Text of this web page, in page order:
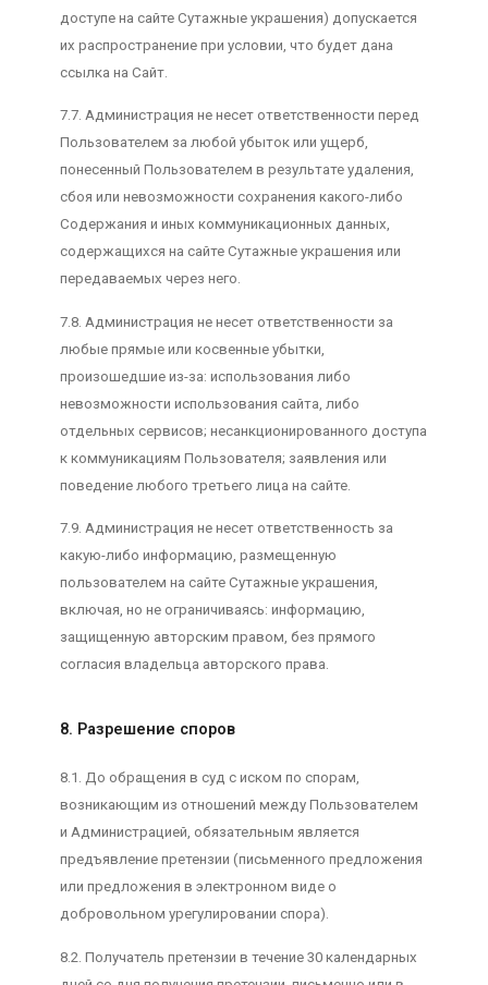
доступе на сайте Сутажные украшения) допускается
их распространение при условии, что будет дана
ссылка на Сайт.
7.7. Администрация не несет ответственности перед
Пользователем за любой убыток или ущерб,
понесенный Пользователем в результате удаления,
сбоя или невозможности сохранения какого-либо
Содержания и иных коммуникационных данных,
содержащихся на сайте Сутажные украшения или
передаваемых через него.
7.8. Администрация не несет ответственности за
любые прямые или косвенные убытки,
произошедшие из-за: использования либо
невозможности использования сайта, либо
отдельных сервисов; несанкционированного доступа
к коммуникациям Пользователя; заявления или
поведение любого третьего лица на сайте.
7.9. Администрация не несет ответственность за
какую-либо информацию, размещенную
пользователем на сайте Сутажные украшения,
включая, но не ограничиваясь: информацию,
защищенную авторским правом, без прямого
согласия владельца авторского права.
8. Разрешение споров
8.1. До обращения в суд с иском по спорам,
возникающим из отношений между Пользователем
и Администрацией, обязательным является
предъявление претензии (письменного предложения
или предложения в электронном виде о
добровольном урегулировании спора).
8.2. Получатель претензии в течение 30 календарных